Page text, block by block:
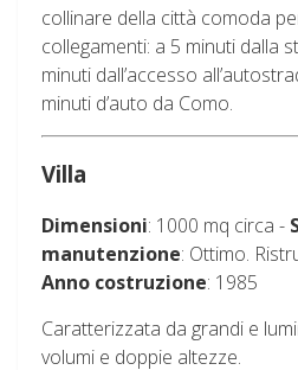
collinare della città comoda
collegamenti: a 5 minuti dalla
minuti dall’accesso
minuti d’auto da Como.
Villa
Dimensioni: 1000 mq circa -
manutenzione: Ottimo.
Anno costruzione: 1985
Caratterizzata da grandi e
volumi e doppie altezze.